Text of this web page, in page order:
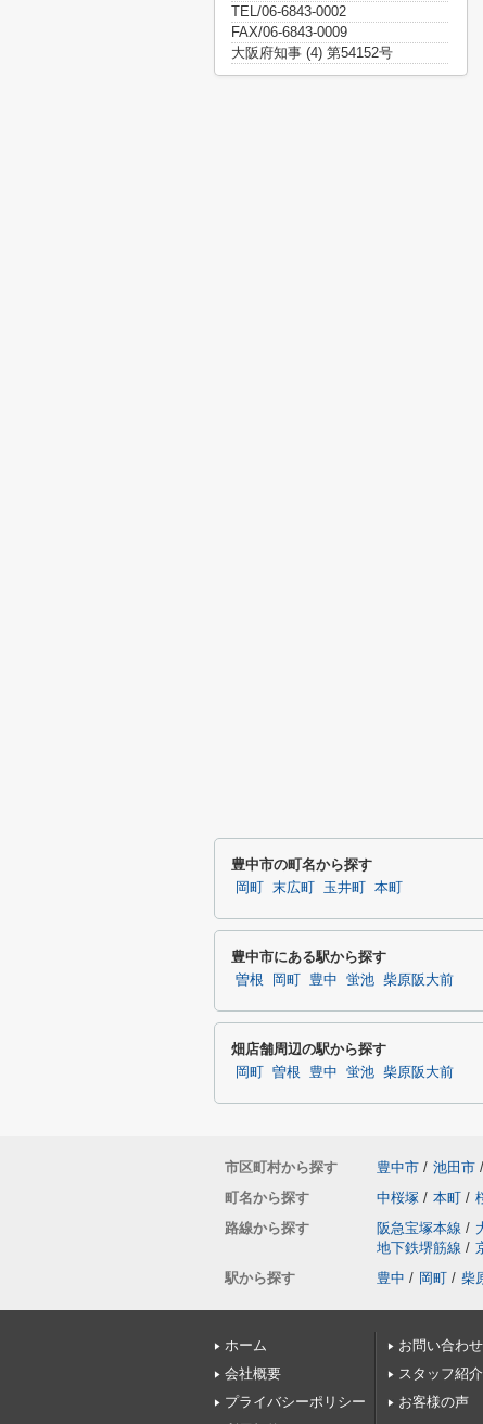
TEL/06-6843-0002
FAX/06-6843-0009
大阪府知事 (4) 第54152号
豊中市の町名から探す
岡町 末広町 玉井町 本町
豊中市にある駅から探す
曽根 岡町 豊中 蛍池 柴原阪大前
畑店舗周辺の駅から探す
岡町 曽根 豊中 蛍池 柴原阪大前
市区町村から探す 豊中市 / 池田市 /
町名から探す
中桜塚 / 本町 /
路線から探す
阪急宝塚本線 /
地下鉄堺筋線 /
駅から探す
豊中 / 岡町 / 柴
ホーム
会社概要
プライバシーポリシー
お問い合わせ
スタッフ紹介
お客様の声